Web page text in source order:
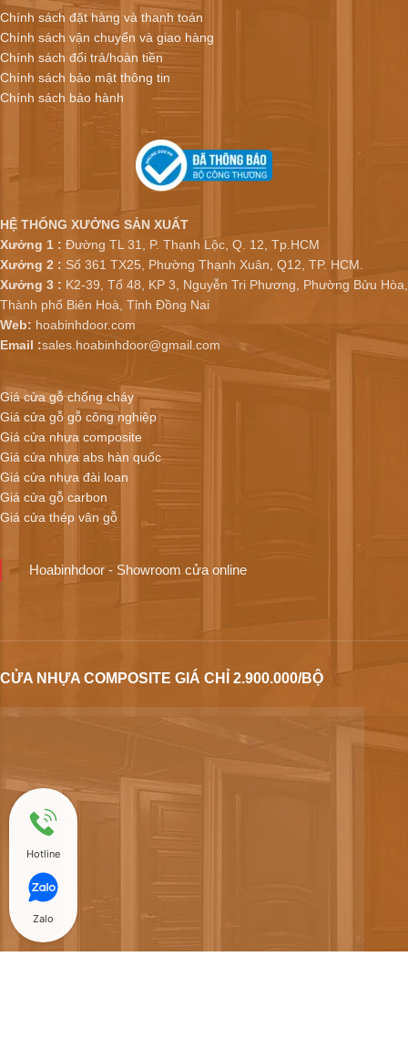
Chính sách đặt hàng và thanh toán
Chính sách vận chuyển và giao hàng
Chính sách đổi trả/hoàn tiền
Chính sách bảo mật thông tin
Chính sách bảo hành
HỆ THỐNG XƯỞNG SẢN XUẤT
Xưởng 1 : Đường TL 31, P. Thạnh Lộc, Q. 12, Tp.HCM
Xưởng 2 : Số 361 TX25, Phường Thạnh Xuân, Q12, TP. HCM.
Xưởng 3 : K2-39, Tổ 48, KP 3, Nguyễn Tri Phương, Phường Bửu Hòa,
Thành phố Biên Hoà, Tỉnh Đồng Nai
Web: hoabinhdoor.com
Email :sales.hoabinhdoor@gmail.com
Giá cửa gỗ chống cháy
Giá cửa gỗ gỗ công nghiệp
Giá cửa nhựa composite
Giá cửa nhựa abs hàn quốc
Giá cửa nhựa đài loan
Giá cửa gỗ carbon
Giá cửa thép vân gỗ
Hoabinhdoor - Showroom cửa online
CỬA NHỰA COMPOSITE GIÁ CHỈ 2.900.000/BỘ
Hotline
Zalo